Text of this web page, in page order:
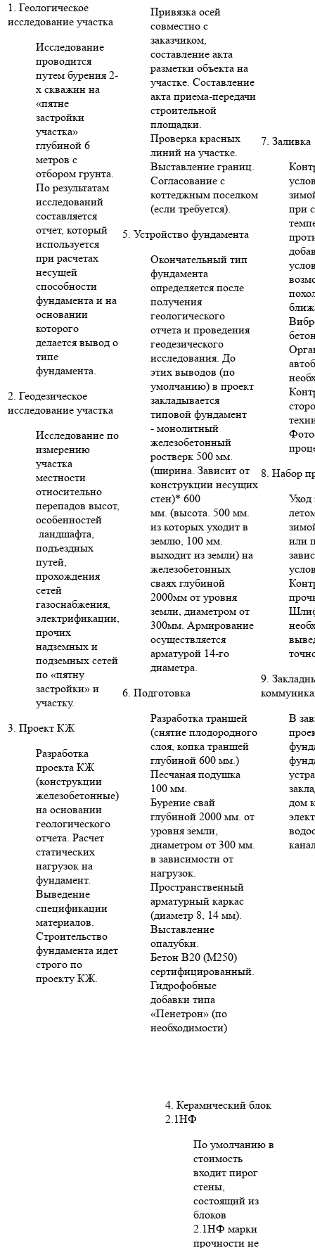
1. Геологическое
исследование участка
Исследование
проводится
путем бурения 2-
х скважин на
«пятне
застройки
участка»
глубиной 6
метров с
отбором грунта.
По результатам
исследований
составляется
отчет, который
используется
при расчетах
несущей
способности
фундамента и на
основании
которого
делается вывод о
типе
фундамента.
2. Геодезическое
исследование участка
Исследование по
измерению
участка
местности
относительно
перепадов высот,
особенностей
ландшафта,
подъездных
путей,
прохождения
сетей
газоснабжения,
электрификации,
прочих
надземных и
подземных сетей
по «пятну
застройки» и
участку.
3. Проект КЖ
Разработка
проекта КЖ
(конструкции
железобетонные)
на основании
геологического
отчета. Расчет
статических
нагрузок на
фундамент.
Выведение
спецификации
материалов.
Строительство
фундамента идет
строго по
проекту КЖ.
Привязка осей
совместно с
заказчиком,
составление акта
разметки объекта на
участке. Составление
акта приема-передачи
строительной
площадки.
Проверка красных
линий на участке.
Выставление границ.
Согласование с
коттеджным поселком
(если требуется).
5. Устройство фундамента
Окончательный тип
фундамента
определяется после
получения
геологического
отчета и проведения
геодезического
исследования. До
этих выводов (по
умолчанию) в проект
закладывается
типовой фундамент
- монолитный
железобетонный
ростверк 500 мм.
(ширина. Зависит от
конструкции несущих
стен)* 600
мм. (высота. 500 мм.
из которых уходит в
землю, 100 мм.
выходит из земли) на
железобетонных
сваях глубиной
2000мм от уровня
земли, диаметром от
300мм. Армирование
осуществляется
арматурой 14-го
диаметра.
6. Подготовка
Разработка траншей
(снятие плодородного
слоя, копка траншей
глубиной 600 мм.)
Песчаная подушка
100 мм.
Бурение свай
глубиной 2000 мм. от
уровня земли,
диаметром от 300 мм.
в зависимости от
нагрузок.
Пространственный
арматурный каркас
(диаметр 8, 14 мм).
Выставление
опалубки.
Бетон В20 (М250)
сертифицированный.
Гидрофобные
добавки типа
«Пенетрон» (по
необходимости)
7. Заливка
при
8. Набор
Уход
или
9.
В
дом
4. Керамический блок
2.1НФ
По умолчанию в
стоимость
входит пирог
стены,
состоящий из
блоков
2.1НФ марки
прочности не